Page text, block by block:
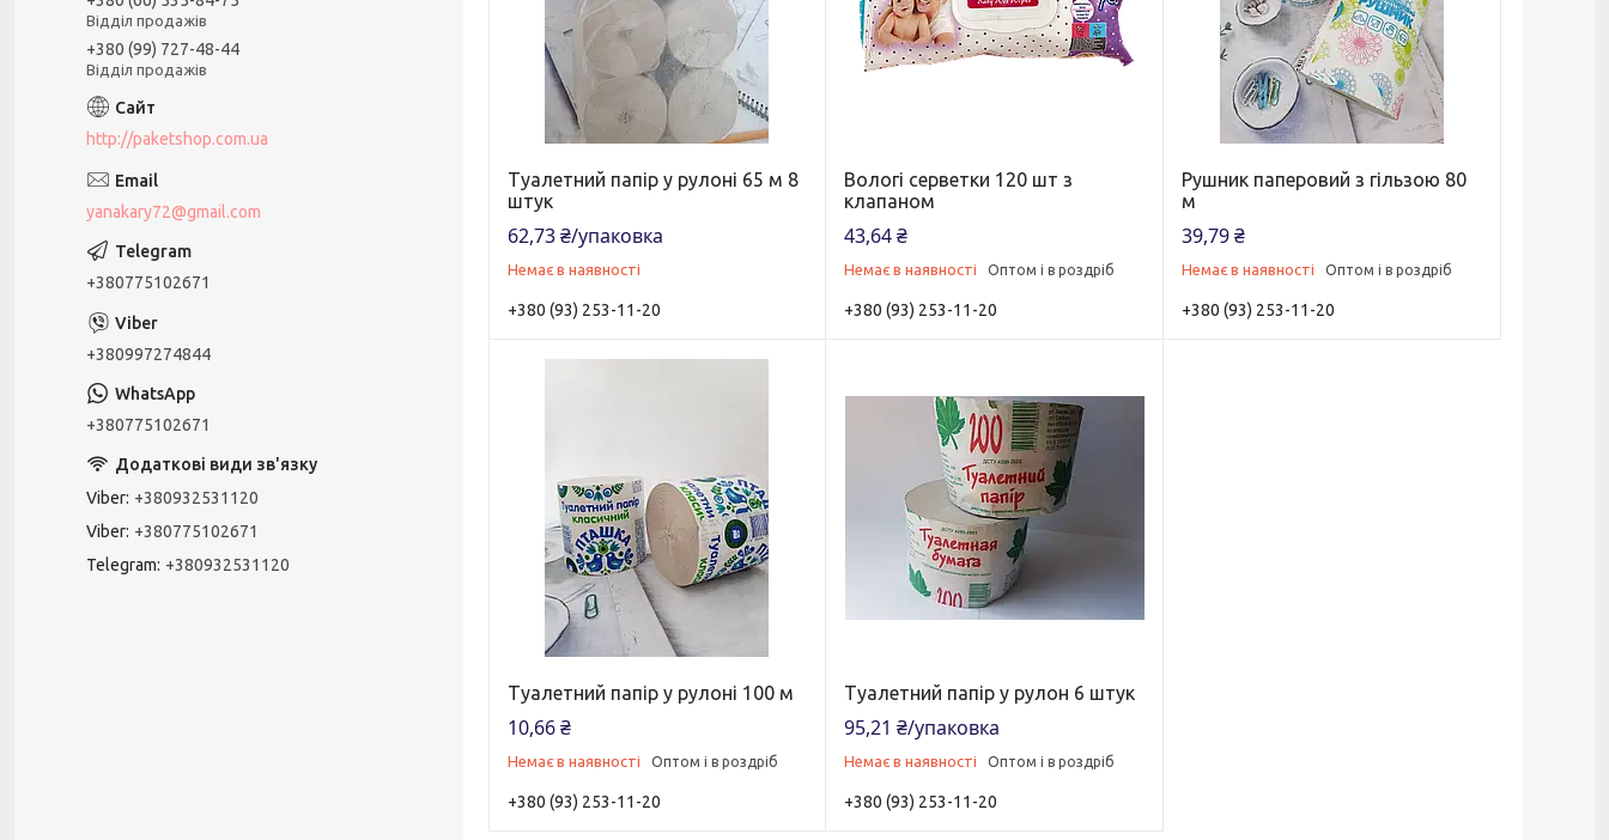
Туалетний папір у рулоні 65 м 8
штук
62,73 ₴/упаковка
Немає в наявності
+380 (93) 253-11-20
Вологі серветки 120 шт з
клапаном
43,64 ₴
Немає в наявності Оптом і в роздріб
+380 (93) 253-11-20
Рушник паперовий з гільзою 80
м
39,79 ₴
Немає в наявності Оптом і в роздріб
+380 (93) 253-11-20
Туалетний папір у рулоні 100 м
10,66 ₴
Немає в наявності Оптом і в роздріб
+380 (93) 253-11-20
Туалетний папір у рулон 6 штук
95,21 ₴/упаковка
Немає в наявності Оптом і в роздріб
+380 (93) 253-11-20
Відділ продажів
+380 (99) 727-48-44
Відділ продажів
http://paketshop.com.ua
yanakary72@gmail.com
+380775102671
+380997274844
+380775102671
Viber +380932531120
Viber +380775102671
Telegram +380932531120